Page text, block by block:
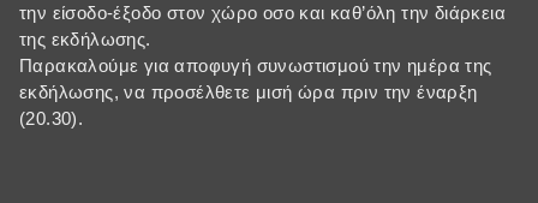
την είσοδο-έξοδο στον χώρο οσο και καθ’όλη την διάρκεια
της εκδήλωσης.
Παρακαλούμε για αποφυγή συνωστισμού την ημέρα της
εκδήλωσης, να προσέλθετε μισή ώρα πριν την έναρξη
(20.30).